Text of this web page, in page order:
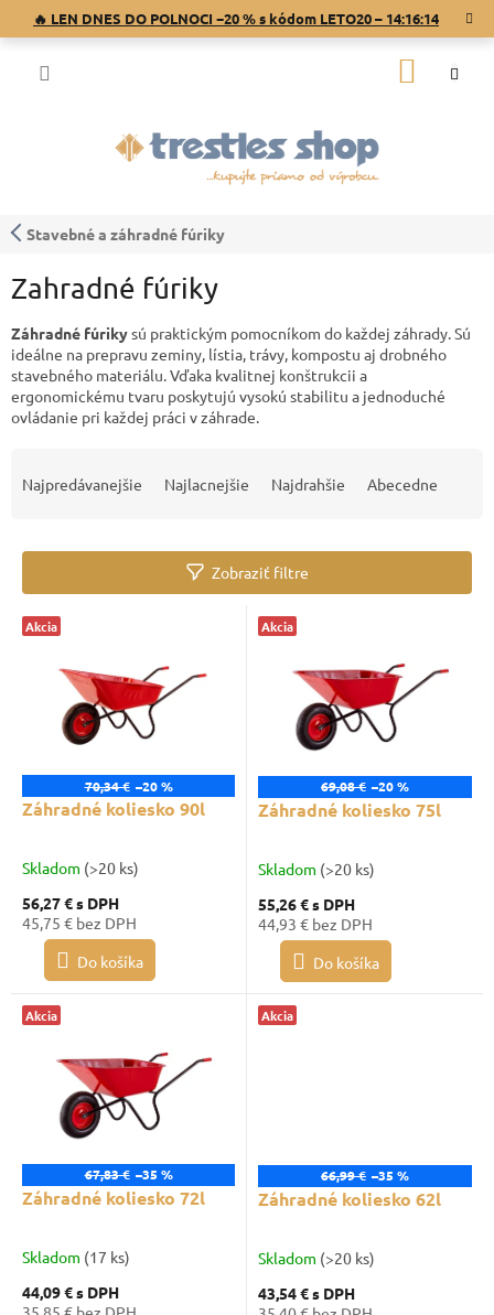
🔥 LEN DNES DO POLNOCI −20 % s kódom LETO20 – 14:16:14
Stavebné a záhradné fúriky
Zahradné fúriky
Záhradné fúrikysú praktickým pomocníkom do každej záhrady. Sú
ideálne na prepravu zeminy, lístia, trávy, kompostu aj drobného
stavebného materiálu. Vďaka kvalitnej konštrukcii a
ergonomickému tvaru poskytujú vysokú stabilitu a jednoduché
ovládanie pri každej práci v záhrade.
p
o
Najpredávanejšie Najlacnejšie Najdrahšie Abecedne
Zobraziť filtre
V
d
o
Akcia
70,34 € –20 %
Záhradné koliesko 90l
Skladom (>20 ks)
56,27 €s DPH
45,75 € bez DPH
Do košíka
Akcia
69,08 € –20 %
Záhradné koliesko 75l
Skladom (>20 ks)
55,26 €s DPH
44,93 € bez DPH
Do košíka
Akcia
67,83 € –35 %
Záhradné koliesko 72l
Skladom (17 ks)
44,09 €s DPH
Akcia
66,99 € –35 %
Záhradné koliesko 62l
Skladom (>20 ks)
43,54 €s DPH